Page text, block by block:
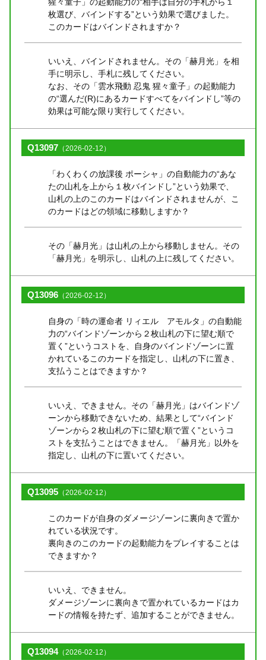
枚選び、バインドする”という効果で選びました。
このカードはバインドされますか？
いいえ、バインドされません。その「赫月光」を相
手に明示し、手札に残してください。
なお、その「雲水飛動 忍鬼 猩々童子」の起動能力
の“選んだ(R)にあるカードすべてをバインドし”等の
効果は可能な限り実行してください。
Q13097 （2026-02-12）
「わくわくの放課後 ポーシャ」の自動能力の“あな
たの山札を上から１枚バインドし”という効果で、
山札の上のこのカードはバインドされませんが、こ
のカードはどの領域に移動しますか？
その「赫月光」は山札の上から移動しません。その
「赫月光」を明示し、山札の上に残してください。
Q13096 （2026-02-12）
自身の「時の運命者 リィエル゠アモルタ」の自動能
力の“バインドゾーンから２枚山札の下に望む順で
置く”というコストを、自身のバインドゾーンに置
かれているこのカードを指定し、山札の下に置き、
支払うことはできますか？
いいえ、できません。その「赫月光」はバインドゾ
ーンから移動できないため、結果として“バインド
ゾーンから２枚山札の下に望む順で置く”というコ
ストを支払うことはできません。「赫月光」以外を
指定し、山札の下に置いてください。
Q13095 （2026-02-12）
このカードが自身のダメージゾーンに裏向きで置か
れている状況です。
裏向きのこのカードの起動能力をプレイすることは
できますか？
いいえ、できません。
ダメージゾーンに裏向きで置かれているカードはカ
ードの情報を持たず、追加することができません。
Q13094（2026-02-12）